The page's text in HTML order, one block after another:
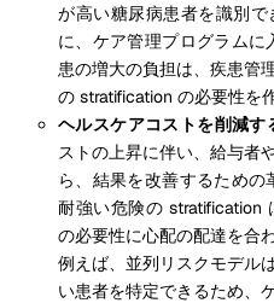
が高い糖尿病患者を識別
に、ケア管理プログラム
患の増大の負担は、疾患管
の stratification の必要性を
ヘルスケアコストを削減す
ストの上昇に伴い、給与者
ら、結果を改善するため
耐強い危険の stratification
の必要性に心配の配達を合
例えば、並列リスクモデル
い患者を特定できるため、